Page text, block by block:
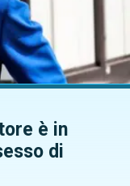
è in
di